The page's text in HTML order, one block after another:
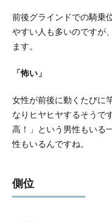
前後グラインドでの騎乗
やすい人も多いのですが
ます。
「怖い」
女性が前後に動くたびに
なりヒヤヒヤするそうで
高！」という男性もいる
性もいるんですね。
側位